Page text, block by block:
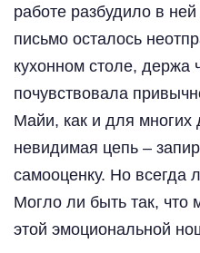
работе разбудило в
письмо осталось
кухонном столе, держа
почувствовала
Майи, как и для многих
невидимая цепь –
самооценку. Но всегда
Могло ли быть так, что
этой эмоциональной